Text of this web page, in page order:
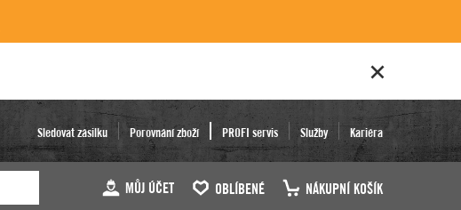
Sledovat zásilku Porovnání zboží PROFI servis Služby Kariéra
MŮJ ÚČET OBLÍBENÉ NÁKUPNÍ KOŠÍK